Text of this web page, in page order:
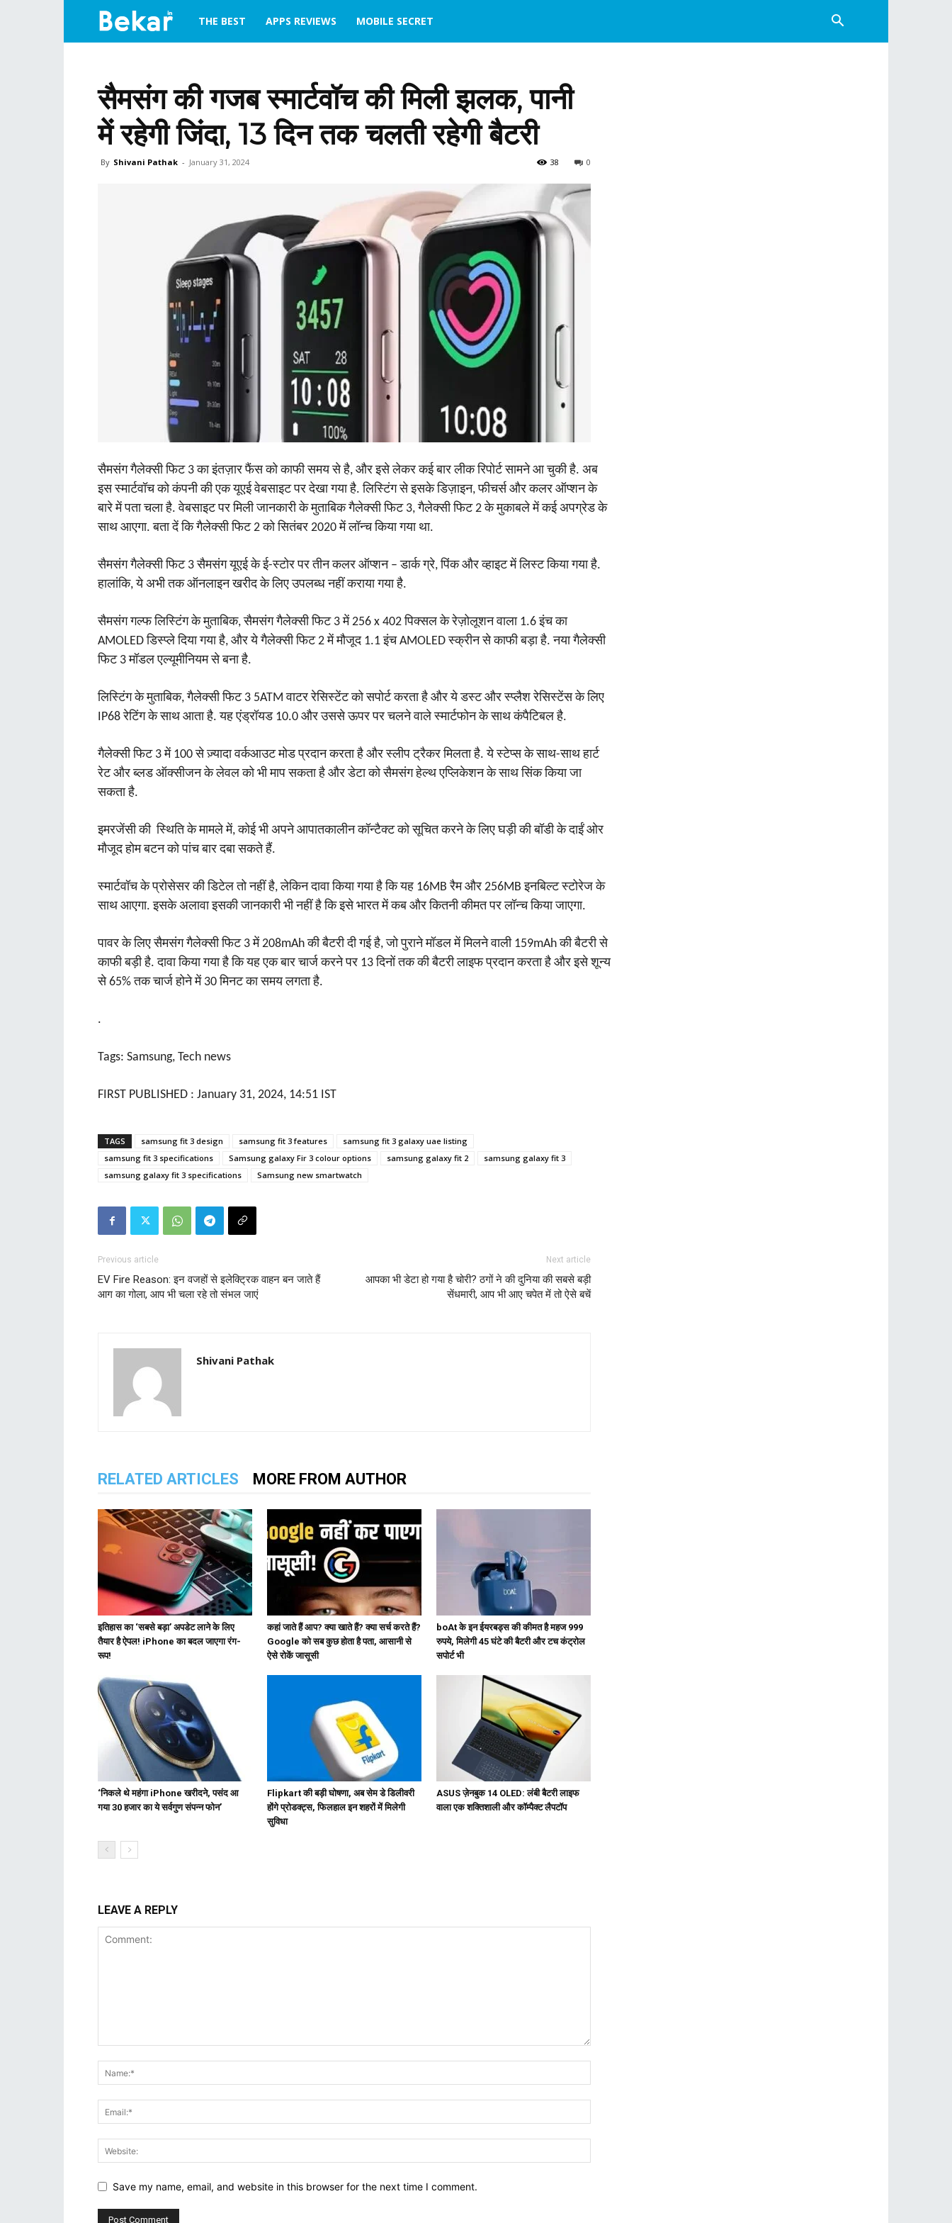
bekar.in
THE BEST APPS REVIEWS MOBILE SECRET
सैमसंग की गजब स्मार्टवॉच की मिली झलक, पानी
में रहेगी जिंदा, 13 दिन तक चलती रहेगी बैटरी
By Shivani Pathak - January 31, 2024 0
38
सैमसंग गैलेक्सी फिट 3 का इंतज़ार फैंस को काफी समय से है, और इसे लेकर कई बार लीक रिपोर्ट सामने आ चुकी है. अब
इस स्मार्टवॉच को कंपनी की एक यूएई वेबसाइट पर देखा गया है. लिस्टिंग से इसके डिज़ाइन, फीचर्स और कलर ऑप्शन के
बारे में पता चला है. वेबसाइट पर मिली जानकारी के मुताबिक गैलेक्सी फिट 3, गैलेक्सी फिट 2 के मुकाबले में कई अपग्रेड के
साथ आएगा. बता दें कि गैलेक्सी फिट 2 को सितंबर 2020 में लॉन्च किया गया था.
सैमसंग गैलेक्सी फिट 3 सैमसंग यूएई के ई-स्टोर पर तीन कलर ऑप्शन – डार्क ग्रे, पिंक और व्हाइट में लिस्ट किया गया है.
हालांकि, ये अभी तक ऑनलाइन खरीद के लिए उपलब्ध नहीं कराया गया है.
सैमसंग गल्फ लिस्टिंग के मुताबिक, सैमसंग गैलेक्सी फिट 3 में 256 x 402 पिक्सल के रेज़ोलूशन वाला 1.6 इंच का
AMOLED डिस्प्ले दिया गया है, और ये गैलेक्सी फिट 2 में मौजूद 1.1 इंच AMOLED स्क्रीन से काफी बड़ा है. नया गैलेक्सी
फिट 3 मॉडल एल्यूमीनियम से बना है.
लिस्टिंग के मुताबिक, गैलेक्सी फिट 3 5ATM वाटर रेसिस्टेंट को सपोर्ट करता है और ये डस्ट और स्प्लैश रेसिस्टेंस के लिए
IP68 रेटिंग के साथ आता है. यह एंड्रॉयड 10.0 और उससे ऊपर पर चलने वाले स्मार्टफोन के साथ कंपैटिबल है.
गैलेक्सी फिट 3 में 100 से ज़्यादा वर्कआउट मोड प्रदान करता है और स्लीप ट्रैकर मिलता है. ये स्टेप्स के साथ-साथ हार्ट
रेट और ब्लड ऑक्सीजन के लेवल को भी माप सकता है और डेटा को सैमसंग हेल्थ एप्लिकेशन के साथ सिंक किया जा
सकता है.
इमरजेंसी की स्थिति के मामले में, कोई भी अपने आपातकालीन कॉन्टैक्ट को सूचित करने के लिए घड़ी की बॉडी के दाईं ओर
मौजूद होम बटन को पांच बार दबा सकते हैं.
स्मार्टवॉच के प्रोसेसर की डिटेल तो नहीं है, लेकिन दावा किया गया है कि यह 16MB रैम और 256MB इनबिल्ट स्टोरेज के
साथ आएगा. इसके अलावा इसकी जानकारी भी नहीं है कि इसे भारत में कब और कितनी कीमत पर लॉन्च किया जाएगा.
पावर के लिए सैमसंग गैलेक्सी फिट 3 में 208mAh की बैटरी दी गई है, जो पुराने मॉडल में मिलने वाली 159mAh की बैटरी से
काफी बड़ी है. दावा किया गया है कि यह एक बार चार्ज करने पर 13 दिनों तक की बैटरी लाइफ प्रदान करता है और इसे शून्य
से 65% तक चार्ज होने में 30 मिनट का समय लगता है.
.
Tags: Samsung, Tech news
FIRST PUBLISHED : January 31, 2024, 14:51 IST
TAGS samsung fit 3 design samsung fit 3 features
samsung fit 3 galaxy uae listing
samsung fit 3 specifications
Samsung galaxy Fir 3 colour options samsung galaxy fit 2
samsung galaxy fit 3
samsung galaxy fit 3 specifications
Samsung new smartwatch
Previous article
EV Fire Reason: इन वजहों से इलेक्ट्रिक वाहन बन जाते हैं
आग का गोला, आप भी चला रहे तो संभल जाएं
Next article
आपका भी डेटा हो गया है चोरी? ठगों ने की दुनिया की सबसे बड़ी
सेंधमारी, आप भी आए चपेत में तो ऐसे बचें
Shivani Pathak
RELATED ARTICLES MORE FROM AUTHOR
इतिहास का ‘सबसे बड़ा’ अपडेट लाने के लिए
तैयार है ऐपल! iPhone का बदल जाएगा रंग-
रूप!
कहां जाते हैं आप? क्या खाते हैं? क्या सर्च करते हैं?
Google को सब कुछ होता है पता, आसानी से
ऐसे रोकें जासूसी
boAt के इन ईयरबड्स की कीमत है महज 999
रुपये, मिलेगी 45 घंटे की बैटरी और टच कंट्रोल
सपोर्ट भी
‘निकले थे महंगा iPhone खरीदने, पसंद आ
गया 30 हजार का ये सर्वगुण संपन्न फोन’
Flipkart की बड़ी घोषणा, अब सेम डे डिलीवरी
होंगे प्रोडक्ट्स, फिलहाल इन शहरों में मिलेगी
सुविधा
ASUS ज़ेनबुक 14 OLED: लंबी बैटरी लाइफ
वाला एक शक्तिशाली और कॉम्पैक्ट लैपटॉप
LEAVE A REPLY
Save my name, email, and website in this browser for the next time I comment.